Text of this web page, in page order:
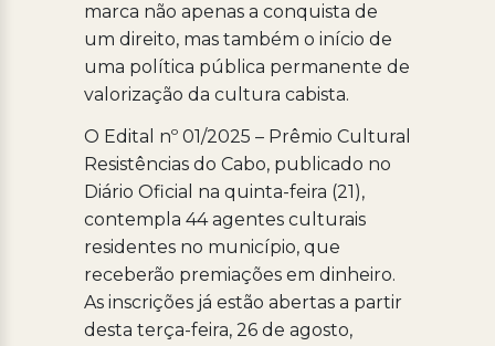
marca não apenas a conquista de
um direito, mas também o início de
uma política pública permanente de
valorização da cultura cabista.
O Edital nº 01/2025 – Prêmio Cultural
Resistências do Cabo, publicado no
Diário Oficial na quinta-feira (21),
contempla 44 agentes culturais
residentes no município, que
receberão premiações em dinheiro.
As inscrições já estão abertas a partir
desta terça-feira, 26 de agosto,